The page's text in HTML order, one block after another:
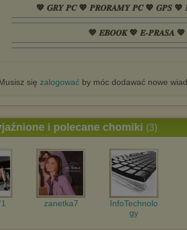
💖 𝑮𝑹𝒀 𝑷𝑪 💖 𝑷𝑹𝑶𝑹𝑨𝑴𝒀 𝑷𝑪 💖 𝑮𝑷𝑺
💖 𝑬𝑩𝑶𝑶𝑲 💖 𝑬-𝑷𝑹𝑨𝑺𝑨
się zalogowaćby móc dodawać nowe
i polecane chomiki (3)
zanetka7
InfoTechnolo
gy